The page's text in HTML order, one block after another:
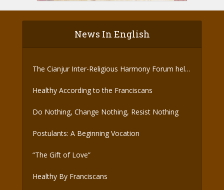
News In English
The Cianjur Inter-Religious Harmony Forum held
Healthy According to the Franciscans
Do Nothing, Change Nothing, Resist Nothing
Postulants: A Beginning Vocation
“The Gift of Love”
Healthy By Franciscans